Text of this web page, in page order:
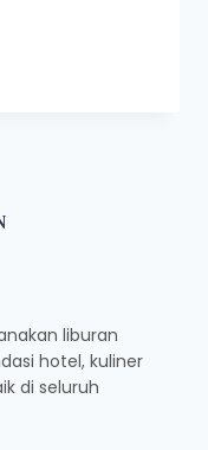
liburan
hotel, kuliner
di seluruh